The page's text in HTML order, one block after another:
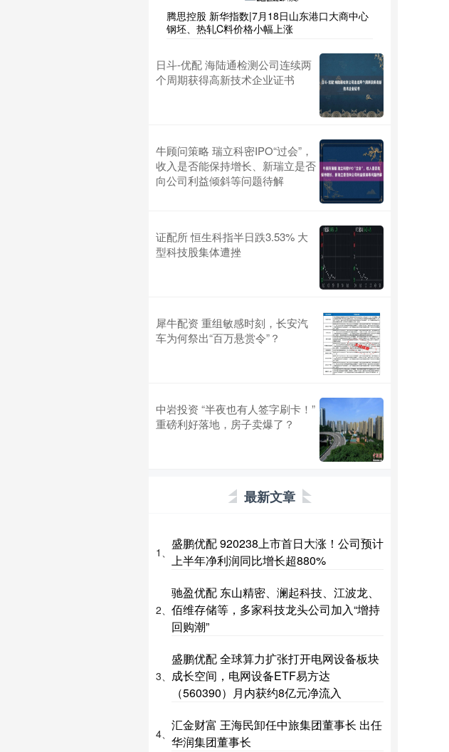
腾思控股 新华指数|7月18日山东港口大商中心
钢坯、热轧C料价格小幅上涨
日斗-优配 海陆通检测公司连续两
个周期获得高新技术企业证书
牛顾问策略 瑞立科密IPO“过会”，
收入是否能保持增长、新瑞立是否
向公司利益倾斜等问题待解
证配所 恒生科指半日跌3.53% 大
型科技股集体遭挫
犀牛配资 重组敏感时刻，长安汽
车为何祭出“百万悬赏令”？
中岩投资 “半夜也有人签字刷卡！”
重磅利好落地，房子卖爆了？
最新文章
1、
盛鹏优配 920238上市首日大涨！公司预计
上半年净利润同比增长超880%
2、
驰盈优配 东山精密、澜起科技、江波龙、
佰维存储等，多家科技龙头公司加入“增持
回购潮”
3、
盛鹏优配 全球算力扩张打开电网设备板块
成长空间，电网设备ETF易方达
（560390）月内获约8亿元净流入
4、
汇金财富 王海民卸任中旅集团董事长 出任
华润集团董事长